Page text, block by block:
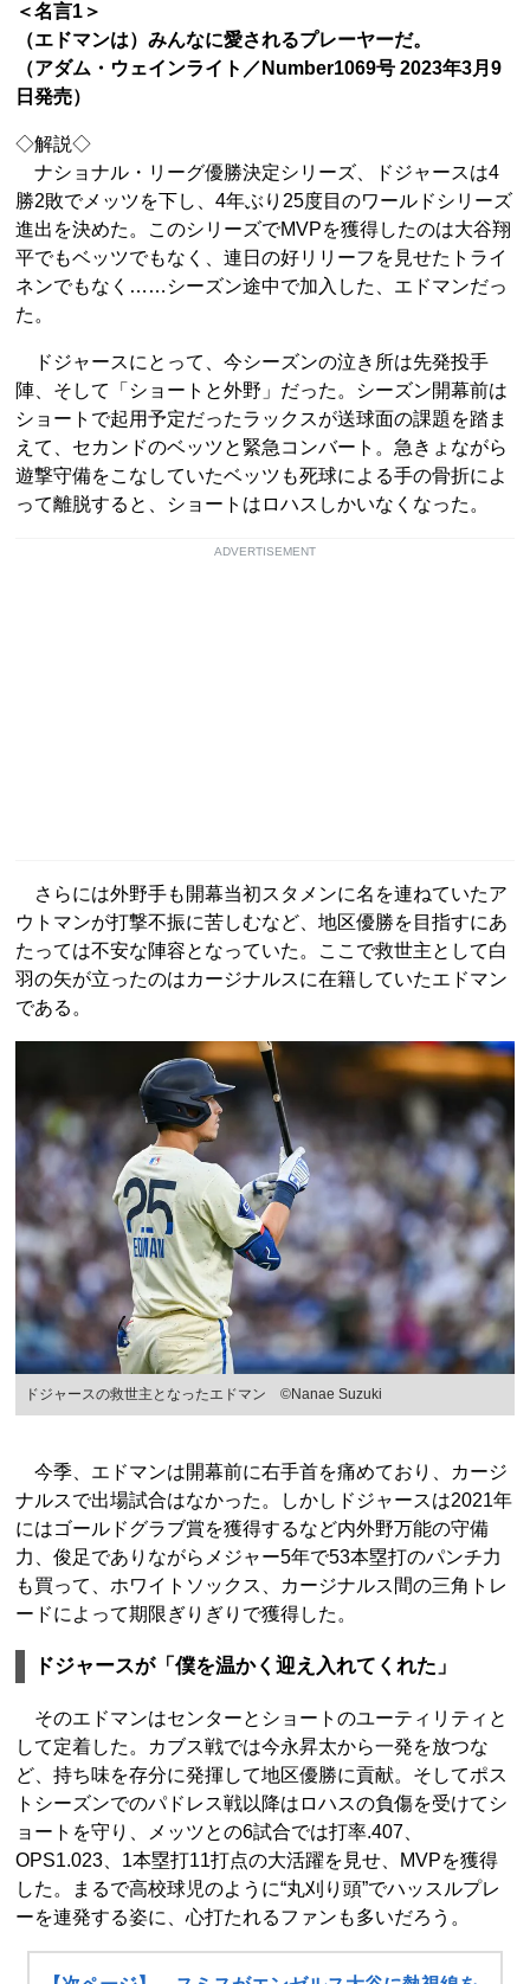
＜名言1＞
（エドマンは）みんなに愛されるプレーヤーだ。
（アダム・ウェインライト／Number1069号 2023年3月9
日発売）
◇解説◇
ナショナル・リーグ優勝決定シリーズ、ドジャースは4
勝2敗でメッツを下し、4年ぶり25度目のワールドシリーズ
進出を決めた。このシリーズでMVPを獲得したのは大谷翔
平でもベッツでもなく、連日の好リリーフを見せたトライ
ネンでもなく……シーズン途中で加入した、エドマンだっ
た。
ドジャースにとって、今シーズンの泣き所は先発投手
陣、そして「ショートと外野」だった。シーズン開幕前は
ショートで起用予定だったラックスが送球面の課題を踏ま
えて、セカンドのベッツと緊急コンバート。急きょながら
遊撃守備をこなしていたベッツも死球による手の骨折によ
って離脱すると、ショートはロハスしかいなくなった。
ADVERTISEMENT
さらには外野手も開幕当初スタメンに名を連ねていたア
ウトマンが打撃不振に苦しむなど、地区優勝を目指すにあ
たっては不安な陣容となっていた。ここで救世主として白
羽の矢が立ったのはカージナルスに在籍していたエドマン
である。
ドジャースの救世主となったエドマン ©Nanae Suzuki
今季、エドマンは開幕前に右手首を痛めており、カージ
ナルスで出場試合はなかった。しかしドジャースは2021年
にはゴールドグラブ賞を獲得するなど内外野万能の守備
力、俊足でありながらメジャー5年で53本塁打のパンチ力
も買って、ホワイトソックス、カージナルス間の三角トレ
ードによって期限ぎりぎりで獲得した。
ドジャースが「僕を温かく迎え入れてくれた」
そのエドマンはセンターとショートのユーティリティと
して定着した。カブス戦では今永昇太から一発を放つな
ど、持ち味を存分に発揮して地区優勝に貢献。そしてポス
トシーズンでのパドレス戦以降はロハスの負傷を受けてシ
ョートを守り、メッツとの6試合では打率.407、
OPS1.023、1本塁打11打点の大活躍を見せ、MVPを獲得
した。まるで高校球児のように“丸刈り頭”でハッスルプレ
ーを連発する姿に、心打たれるファンも多いだろう。